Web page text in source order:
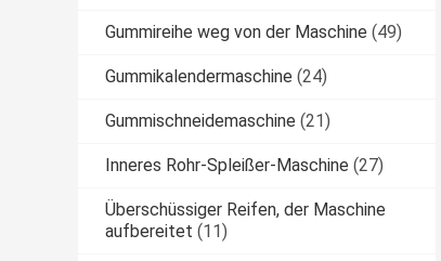
Gummireihe weg von der Maschine (49)
Gummikalendermaschine (24)
Gummischneidemaschine (21)
Inneres Rohr-Spleißer-Maschine (27)
Überschüssiger Reifen, der Maschine
aufbereitet (11)